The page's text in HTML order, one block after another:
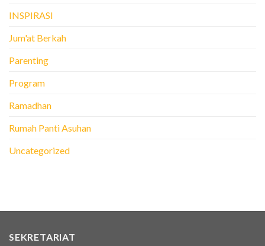
INSPIRASI
Jum'at Berkah
Parenting
Program
Ramadhan
Rumah Panti Asuhan
Uncategorized
SEKRETARIAT